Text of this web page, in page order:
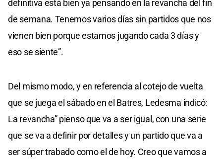
definitiva está bien ya pensando en la revancha del fin
de semana. Tenemos varios días sin partidos que nos
vienen bien porque estamos jugando cada 3 días y
eso se siente”.
Del mismo modo, y en referencia al cotejo de vuelta
que se juega el sábado en el Batres, Ledesma indicó:
La revancha” pienso que va a ser igual, con una serie
que se va a definir por detalles y un partido que va a
ser súper trabado como el de hoy. Creo que vamos a